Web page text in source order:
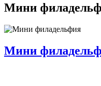
Мини
Мини